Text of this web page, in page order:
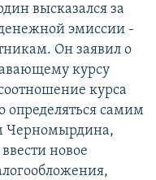
высказался за
эмиссии -
Он заявил о
курсу
курса
определяться самим
Черномырдина,
новое